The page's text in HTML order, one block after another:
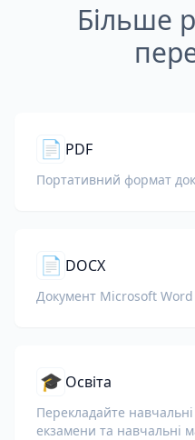
Більше
📄 PDF
Портативний формат
📄 DOCX
Документ Microsoft Word
🎓 Освіта
Перекладайте
екзамени та навчальні